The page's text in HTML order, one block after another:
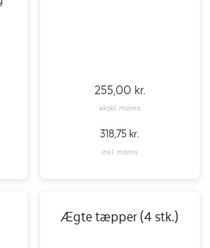
255,00 kr.
ekskl. moms
318,75 kr.
inkl. moms
Ægte tæpper (4 stk.)